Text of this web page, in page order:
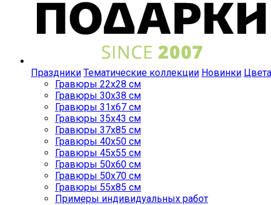
Праздники Тематические коллекции Новинки Цвета
Гравюры 22x28 см
Гравюры 30x38 см
Гравюры 31x67 см
Гравюры 35x43 см
Гравюры 37x85 см
Гравюры 40x50 см
Гравюры 45x55 см
Гравюры 50x60 см
Гравюры 50x70 см
Гравюры 55x85 см
Примеры индивидуальных работ